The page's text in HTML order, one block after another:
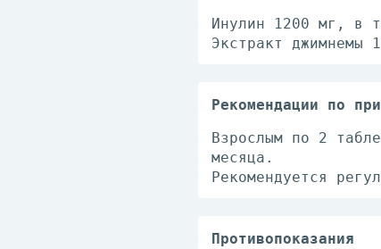
Инулин 1200 мг, в
Экстракт джимнемы
Рекомендации по
Взрослым по 2
месяца.
Рекомендуется
Противопоказания